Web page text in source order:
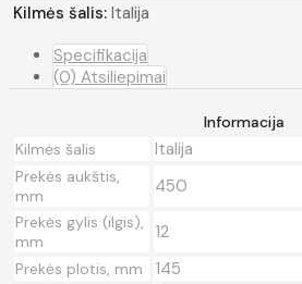
Kilmės šalis: Italija
Specifikacija
(0) Atsiliepimai
Informacija
Kilmės šalis
Italija
Prekės aukštis,
mm
450
Prekės gylis (ilgis),
mm
12
Prekės plotis, mm 145